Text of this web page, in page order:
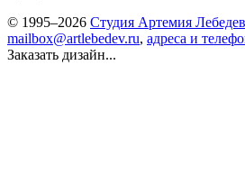
© 1995–2026 Студия Артемия
mailbox@artlebedev.ru, адреса и
Заказать дизайн...